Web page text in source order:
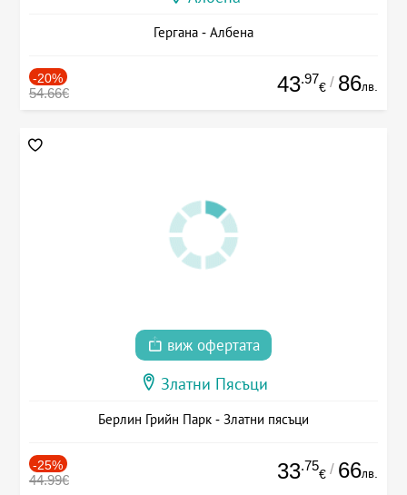
Гергана - Албена
-20%
54.66€ 43.97
€ / 86лв.
виж офертата
Златни Пясъци
Берлин Грийн Парк - Златни пясъци
-25%
44.99€ 33.75
€ / 66лв.